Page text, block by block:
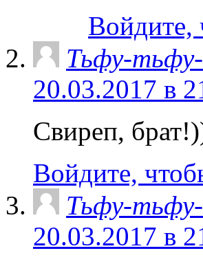
Войдите,
Тьфу-
20.03.2017 в
Свиреп,
Войдите,
Тьфу-
20.03.2017 в